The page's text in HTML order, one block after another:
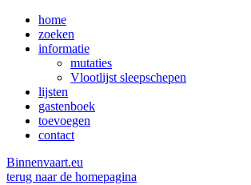
home
zoeken
informatie
mutaties
Vlootlijst sleepschepen
lijsten
gastenboek
toevoegen
contact
Binnenvaart.eu
terug naar de homepagina